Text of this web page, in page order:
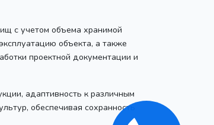
с учетом объема хранимой
объекта, а также
проектной документации и
адаптивность к различным
обеспечивая сохранность